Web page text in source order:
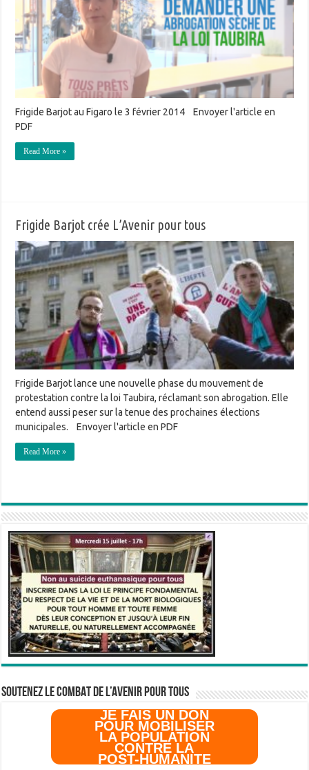
Frigide Barjot au Figaro le 3 février 2014 Envoyer l'article en
PDF
Read More »
Frigide Barjot crée L’Avenir pour tous
Frigide Barjot lance une nouvelle phase du mouvement de
protestation contre la loi Taubira, réclamant son abrogation. Elle
entend aussi peser sur la tenue des prochaines élections
municipales. Envoyer l'article en PDF
Read More »
SOUTENEZ LE COMBAT DE L’AVenir pour Tous
JE FAIS UN DON
POUR MOBILISER
LA POPULATION
CONTRE LA
POST-HUMANITE